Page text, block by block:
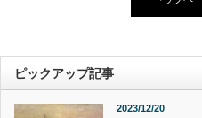
ピックアップ記事
2023/12/20